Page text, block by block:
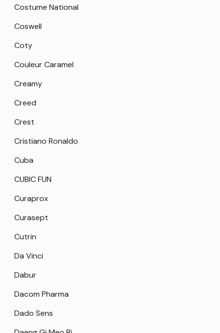
Costume National
Coswell
Coty
Couleur Caramel
Creamy
Creed
Crest
Cristiano Ronaldo
Cuba
CUBIC FUN
Curaprox
Curasept
Cutrin
Da Vinci
Dabur
Dacom Pharma
Dado Sens